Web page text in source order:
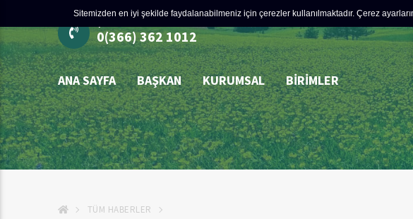
Sitemizden en iyi şekilde faydalanabilmeniz için çerezler kullanılmaktadır. Çerez
0(366) 362 1012
ANA SAYFA BAŞKAN KURUMSAL BIRIMLER
TÜM HABERLER